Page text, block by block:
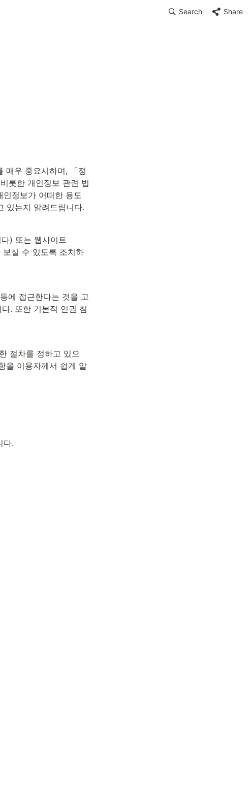
Search Share
매우 중요시하며, 「정
롯한 개인정보 관련 법
정보가 어떠한 용도
있는지 알려드립니다.
) 또는 웹사이트
실 수 있도록 조치하
에 접근한다는 것을 고
. 또한 기본적 인권 침
절차를 정하고 있으
을 이용자께서 쉽게 알
다.